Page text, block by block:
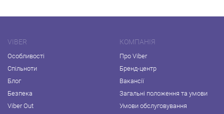
VIBER
Особливості
Спільноти
Блог
Безпека
Viber Out
КОМПАНІЯ
Про Viber
Бренд-центр
Вакансії
Загальні положення та умови
Умови обслуговування